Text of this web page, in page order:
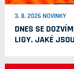
3. 8. 2026 NOVINKY
DNES SE
LIGY. JAKÉ